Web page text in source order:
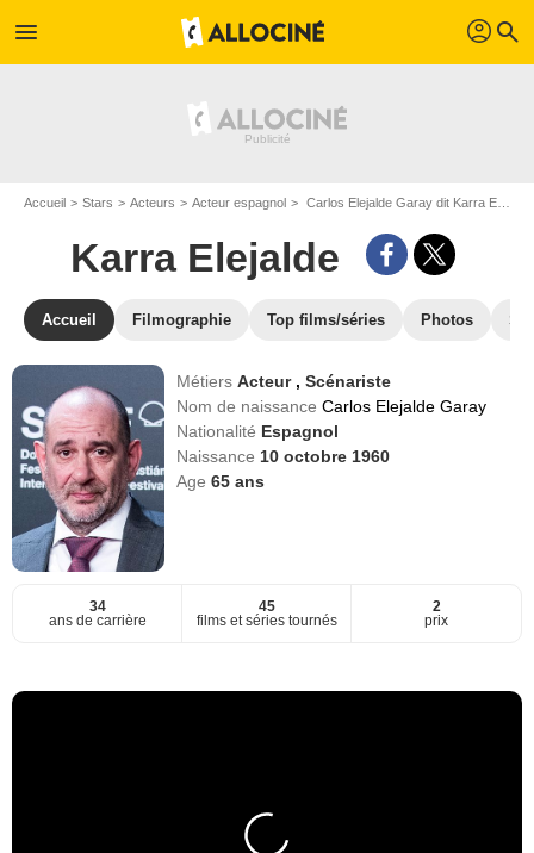
menu profil search
Accueil Stars Acteurs Acteur espagnol Carlos Elejalde Garay dit Karra Elejalde
Karra Elejalde
Accueil Filmographie Top films/séries Photos
MétiersActeur ,Scénariste
Nom de naissanceCarlos Elejalde Garay
Nationalité Espagnol
Naissance 10 octobre 1960
Age65 ans
34
ans de carrière
45
films et séries tournés
2
prix